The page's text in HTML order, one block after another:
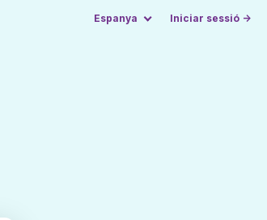
Espanya Iniciar sessió →